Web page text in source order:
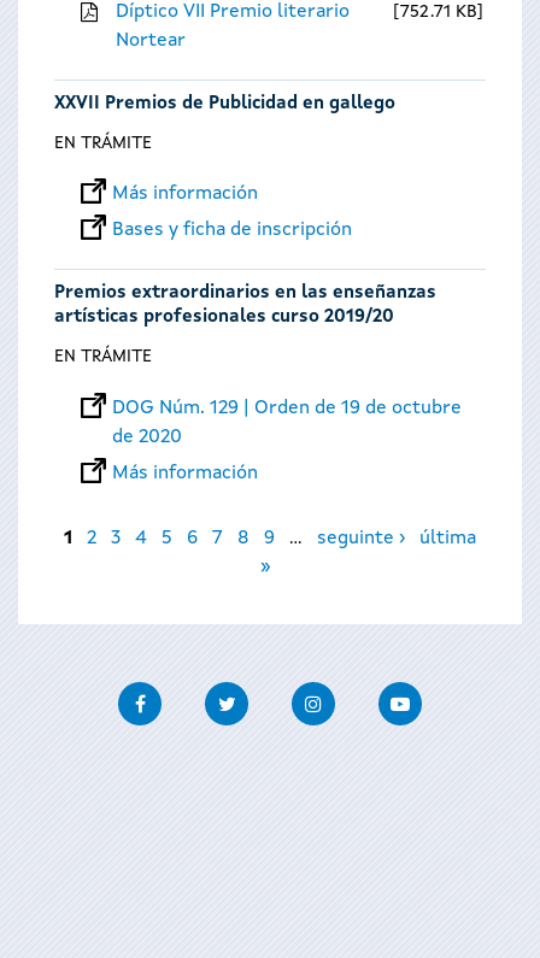
Díptico VII Premio literario
Nortear
752.71 KB
XXVII Premios de Publicidad en gallego
EN TRÁMITE
Más información
Bases y ficha de inscripción
Premios extraordinarios en las enseñanzas
artísticas profesionales curso 2019/20
EN TRÁMITE
DOG Núm. 129 | Orden de 19 de octubre
de 2020
Más información
Páginas
1 2 3 4 5 6 7 8 9 … seguinte ›
última
»
FacebookTwitter InstagramYoutube